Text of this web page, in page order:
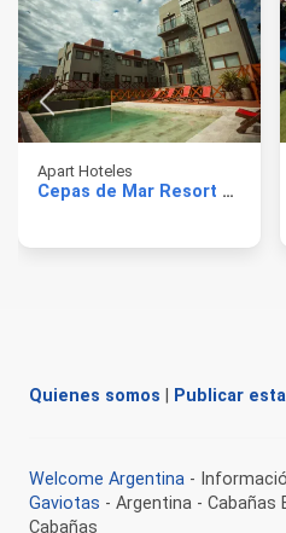
Apart Hoteles
Cepas de Mar Resort & Wine
Quienes somos Publicar
Welcome Argentina -
Gaviotas - Argentina -
Cabañas